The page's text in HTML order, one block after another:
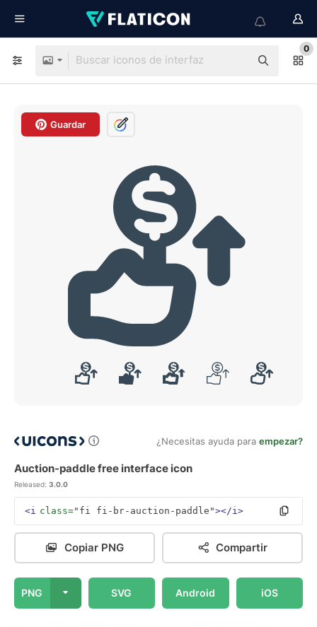
0
Guardar
¿Necesitas ayuda para empezar?
Auction-paddle free interface icon
Released: 3.0.0
<i class="fi fi-br-auction-paddle"></i>
Copiar PNG Compartir
PNG SVG Android iOS